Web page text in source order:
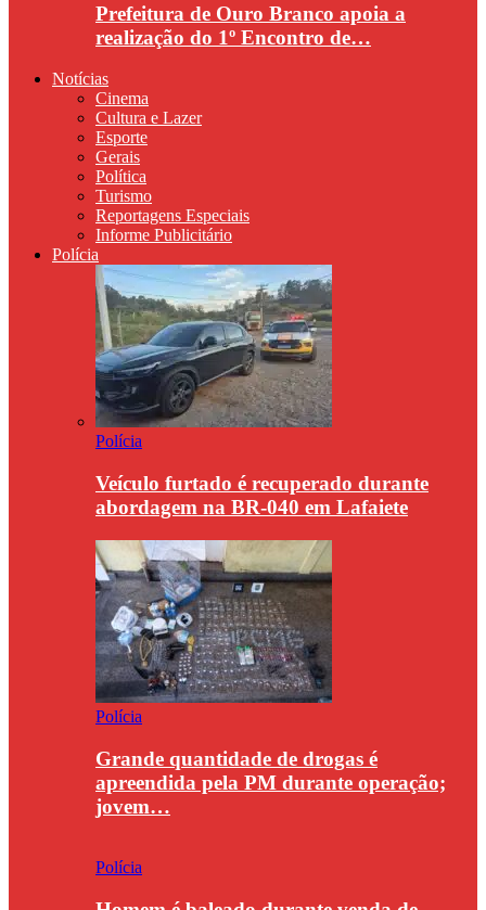
Prefeitura de Ouro Branco apoia a
realização do 1º Encontro de…
Notícias
Cinema
Cultura e Lazer
Esporte
Gerais
Política
Turismo
Reportagens Especiais
Informe Publicitário
Polícia
Polícia
Veículo furtado é recuperado durante
abordagem na BR-040 em Lafaiete
Polícia
Grande quantidade de drogas é
apreendida pela PM durante operação;
jovem…
Polícia